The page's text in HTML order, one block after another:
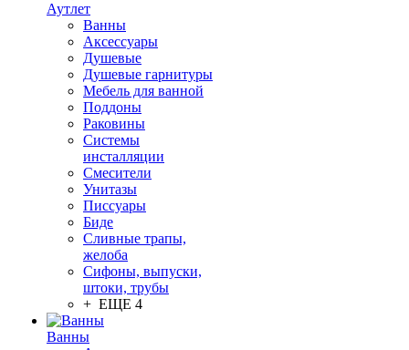
Аутлет
Ванны
Аксессуары
Душевые
Душевые гарнитуры
Мебель для ванной
Поддоны
Раковины
Системы
инсталляции
Смесители
Унитазы
Писсуары
Биде
Сливные трапы,
желоба
Сифоны, выпуски,
штоки, трубы
+ ЕЩЕ 4
Ванны